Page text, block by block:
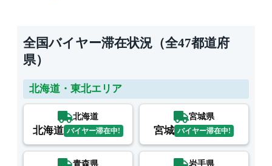
全国バイヤー滞在状況（全47都道府
県）
北海道・東北エリア
北海道
北海道 バイヤー滞在中!
宮城県
宮城 バイヤー滞在中!
青森県 岩手県